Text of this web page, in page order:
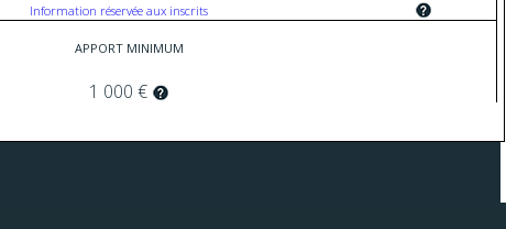
Information réservée aux inscrits
APPORT MINIMUM
1 000 €